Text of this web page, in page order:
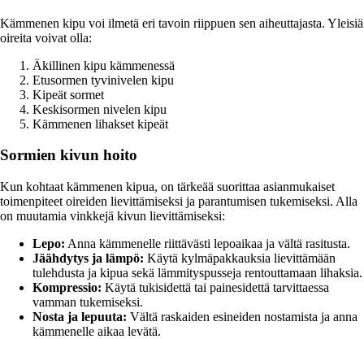
Kämmenen kipu voi ilmetä eri tavoin riippuen sen aiheuttajasta. Yleisiä
oireita voivat olla:
Äkillinen kipu kämmenessä
Etusormen tyvinivelen kipu
Kipeät sormet
Keskisormen nivelen kipu
Kämmenen lihakset kipeät
Sormien kivun hoito
Kun kohtaat kämmenen kipua, on tärkeää suorittaa asianmukaiset
toimenpiteet oireiden lievittämiseksi ja parantumisen tukemiseksi. Alla
on muutamia vinkkejä kivun lievittämiseksi:
Lepo: Anna kämmenelle riittävästi lepoaikaa ja vältä rasitusta.
Jäähdytys ja lämpö: Käytä kylmäpakkauksia lievittämään
tulehdusta ja kipua sekä lämmityspusseja rentouttamaan lihaksia.
Kompressio: Käytä tukisidettä tai painesidettä tarvittaessa
vamman tukemiseksi.
Nosta ja lepuuta: Vältä raskaiden esineiden nostamista ja anna
kämmenelle aikaa levätä.